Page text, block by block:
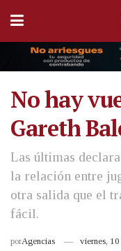
No hay
Gareth
Las últimas
la relación entre
otra salida que el
fácil.
porAgencias viernes,